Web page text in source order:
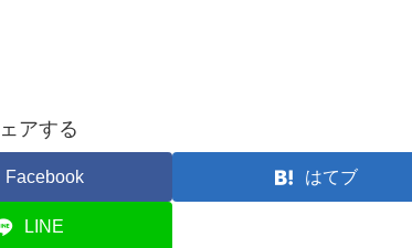
アする
Facebook はてブ
LINE